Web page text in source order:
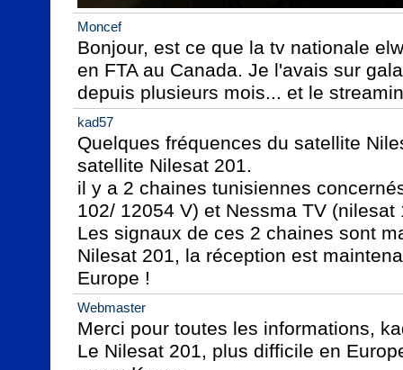
Moncef
Bonjour, est ce que la tv nationale
en FTA au Canada. Je l'avais sur
depuis plusieurs mois... et le
kad57
Quelques fréquences du satellite
satellite Nilesat 201.
il y a 2 chaines tunisiennes
102/ 12054 V) et Nessma TV (nilesat
Les signaux de ces 2 chaines sont
Nilesat 201, la réception est
Europe !
Webmaster
Merci pour toutes les informations,
Le Nilesat 201, plus difficile en